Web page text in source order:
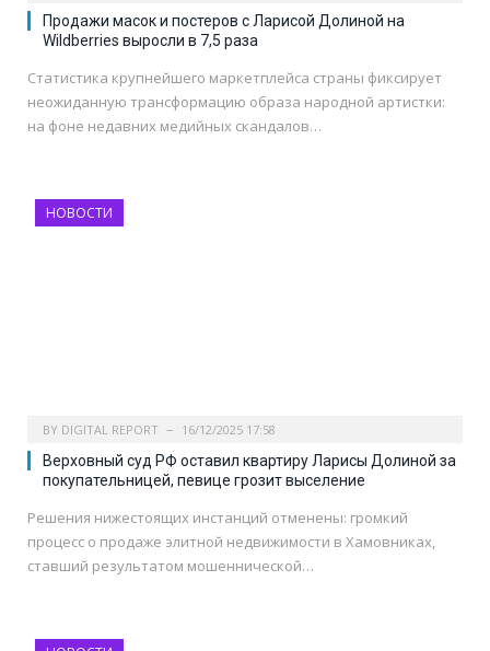
Продажи масок и постеров с Ларисой Долиной на
Wildberries выросли в 7,5 раза
Статистика крупнейшего маркетплейса страны фиксирует
неожиданную трансформацию образа народной артистки:
на фоне недавних медийных скандалов…
НОВОСТИ
BY DIGITAL REPORT 16/12/2025 17:58
Верховный суд РФ оставил квартиру Ларисы Долиной за
покупательницей, певице грозит выселение
Решения нижестоящих инстанций отменены: громкий
процесс о продаже элитной недвижимости в Хамовниках,
ставший результатом мошеннической…